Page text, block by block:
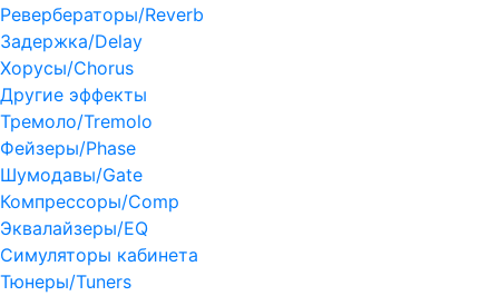
Ревербераторы/Reverb
Задержка/Delay
Хорусы/Chorus
Другие эффекты
Тремоло/Tremolo
Фейзеры/Phase
Шумодавы/Gate
Компрессоры/Comp
Эквалайзеры/EQ
Симуляторы кабинета
Тюнеры/Tuners